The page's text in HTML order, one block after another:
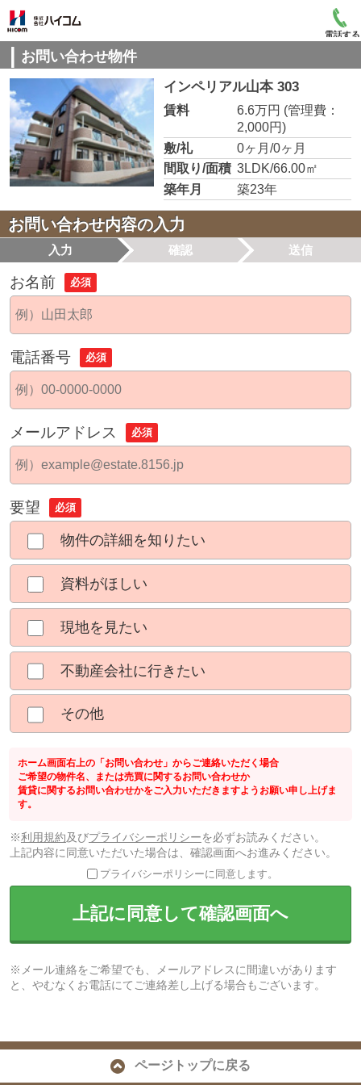
電話する
お問い合わせ物件
インペリアル山本 303
賃料 6.6万円 (管理費：
2,000円)
敷/礼
0ヶ月/0ヶ月
間取り/面積 3LDK/66.00㎡
築年月
築23年
お問い合わせ内容の入力
入力 確認 送信
お名前 必須
電話番号 必須
メールアドレス 必須
要望 必須
物件の詳細を知りたい
資料がほしい
現地を見たい
不動産会社に行きたい
その他
ホーム画面右上の「お問い合わせ」からご連絡いただく場合
ご希望の物件名、または売買に関するお問い合わせか
賃貸に関するお問い合わせかをご入力いただきますようお願い申し上げま
す。
※利用規約及びプライバシーポリシーを必ずお読みください。
上記内容に同意いただいた場合は、確認画面へお進みください。
プライバシーポリシーに同意します。
上記に同意して確認画面へ
※メール連絡をご希望でも、メールアドレスに間違いがあります
と、やむなくお電話にてご連絡差し上げる場合もございます。
ページトップに戻る